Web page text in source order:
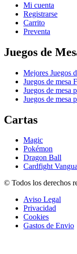
Mi cuenta
Registrarse
Carrito
Preventa
Juegos de
Mejores Juegos
Juegos de mesa
Juegos de mesa
Juegos de mesa
Cartas
Magic
Pokémon
Dragon Ball
Cardfight
© Todos los derechos
Aviso Legal
Privacidad
Cookies
Gastos de Envio